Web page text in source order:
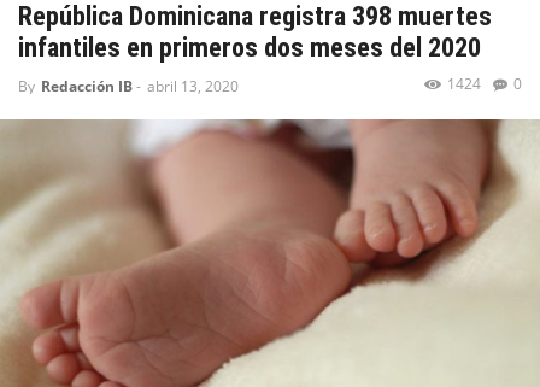
República Dominicana registra 398 muertes
infantiles en primeros dos meses del 2020
By Redacción IB- abril 13, 2020 0
1424